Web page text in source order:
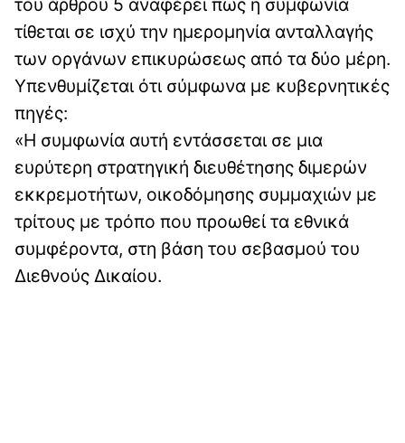
του άρθρου 5 αναφέρει πως η συμφωνία
τίθεται σε ισχύ την ημερομηνία ανταλλαγής
των οργάνων επικυρώσεως από τα δύο μέρη.
Υπενθυμίζεται ότι σύμφωνα με κυβερνητικές
πηγές:
«Η συμφωνία αυτή εντάσσεται σε μια
ευρύτερη στρατηγική διευθέτησης διμερών
εκκρεμοτήτων, οικοδόμησης συμμαχιών με
τρίτους με τρόπο που προωθεί τα εθνικά
συμφέροντα, στη βάση του σεβασμού του
Διεθνούς Δικαίου.